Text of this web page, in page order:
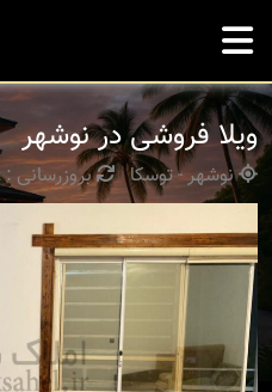
ویلا فروشی در نوشهر
نوشهر - توسکا بروزرسانی : 02 شهریور 1402